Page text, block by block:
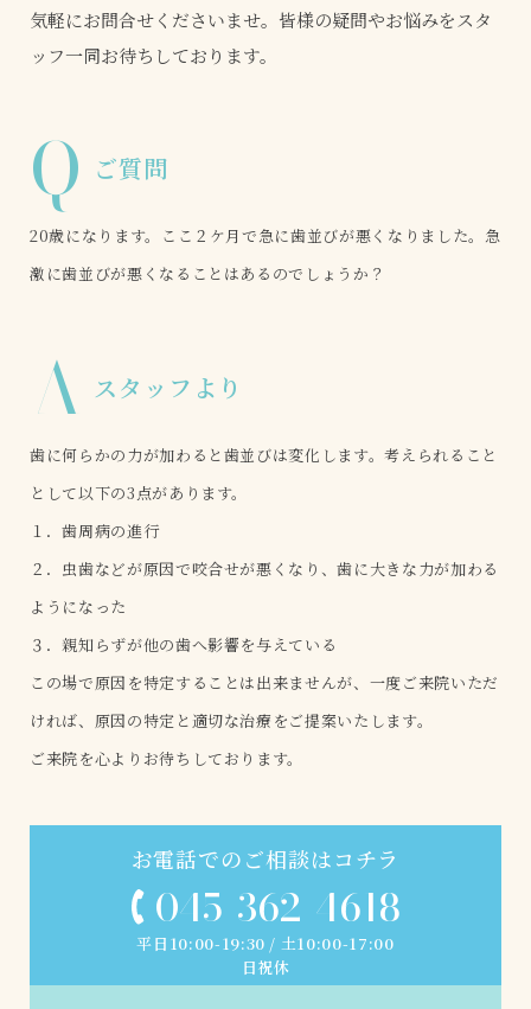
気軽にお問合せくださいませ。皆様の疑問やお悩みをスタ
ッフ一同お待ちしております。
Q ご質問
20歳になります。ここ２ケ月で急に歯並びが悪くなりました。急
激に歯並びが悪くなることはあるのでしょうか？
A スタッフより
歯に何らかの力が加わると歯並びは変化します。考えられること
として以下の3点があります。
１．歯周病の進行
２．虫歯などが原因で咬合せが悪くなり、歯に大きな力が加わる
ようになった
３．親知らずが他の歯へ影響を与えている
この場で原因を特定することは出来ませんが、一度ご来院いただ
ければ、原因の特定と適切な治療をご提案いたします。
ご来院を心よりお待ちしております。
お電話でのご相談はコチラ
045-362-4618
平日10:00-19:30 / 土10:00-17:00
日祝休